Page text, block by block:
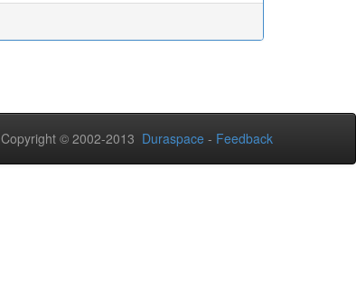
Copyright © 2002-2013 Duraspace - Feedback